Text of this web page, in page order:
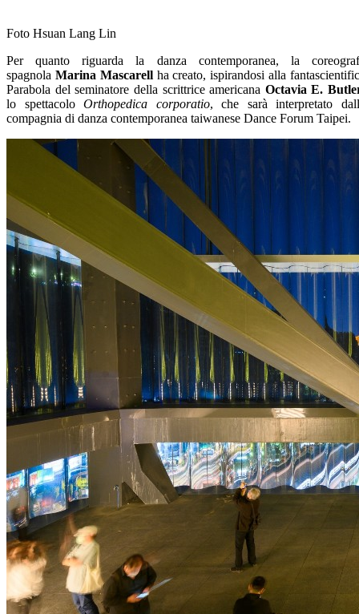
Foto Hsuan Lang Lin
Per quanto riguarda la danza contemporanea, la
spagnola Marina Mascarellha creato, ispirandosi alla
Parabola del seminatore della scrittrice americana Octavia E.
lo spettacoloOrthopedica corporatio, che sarà interpretato
compagnia di danza contemporanea taiwanese Dance Forum Taipei.